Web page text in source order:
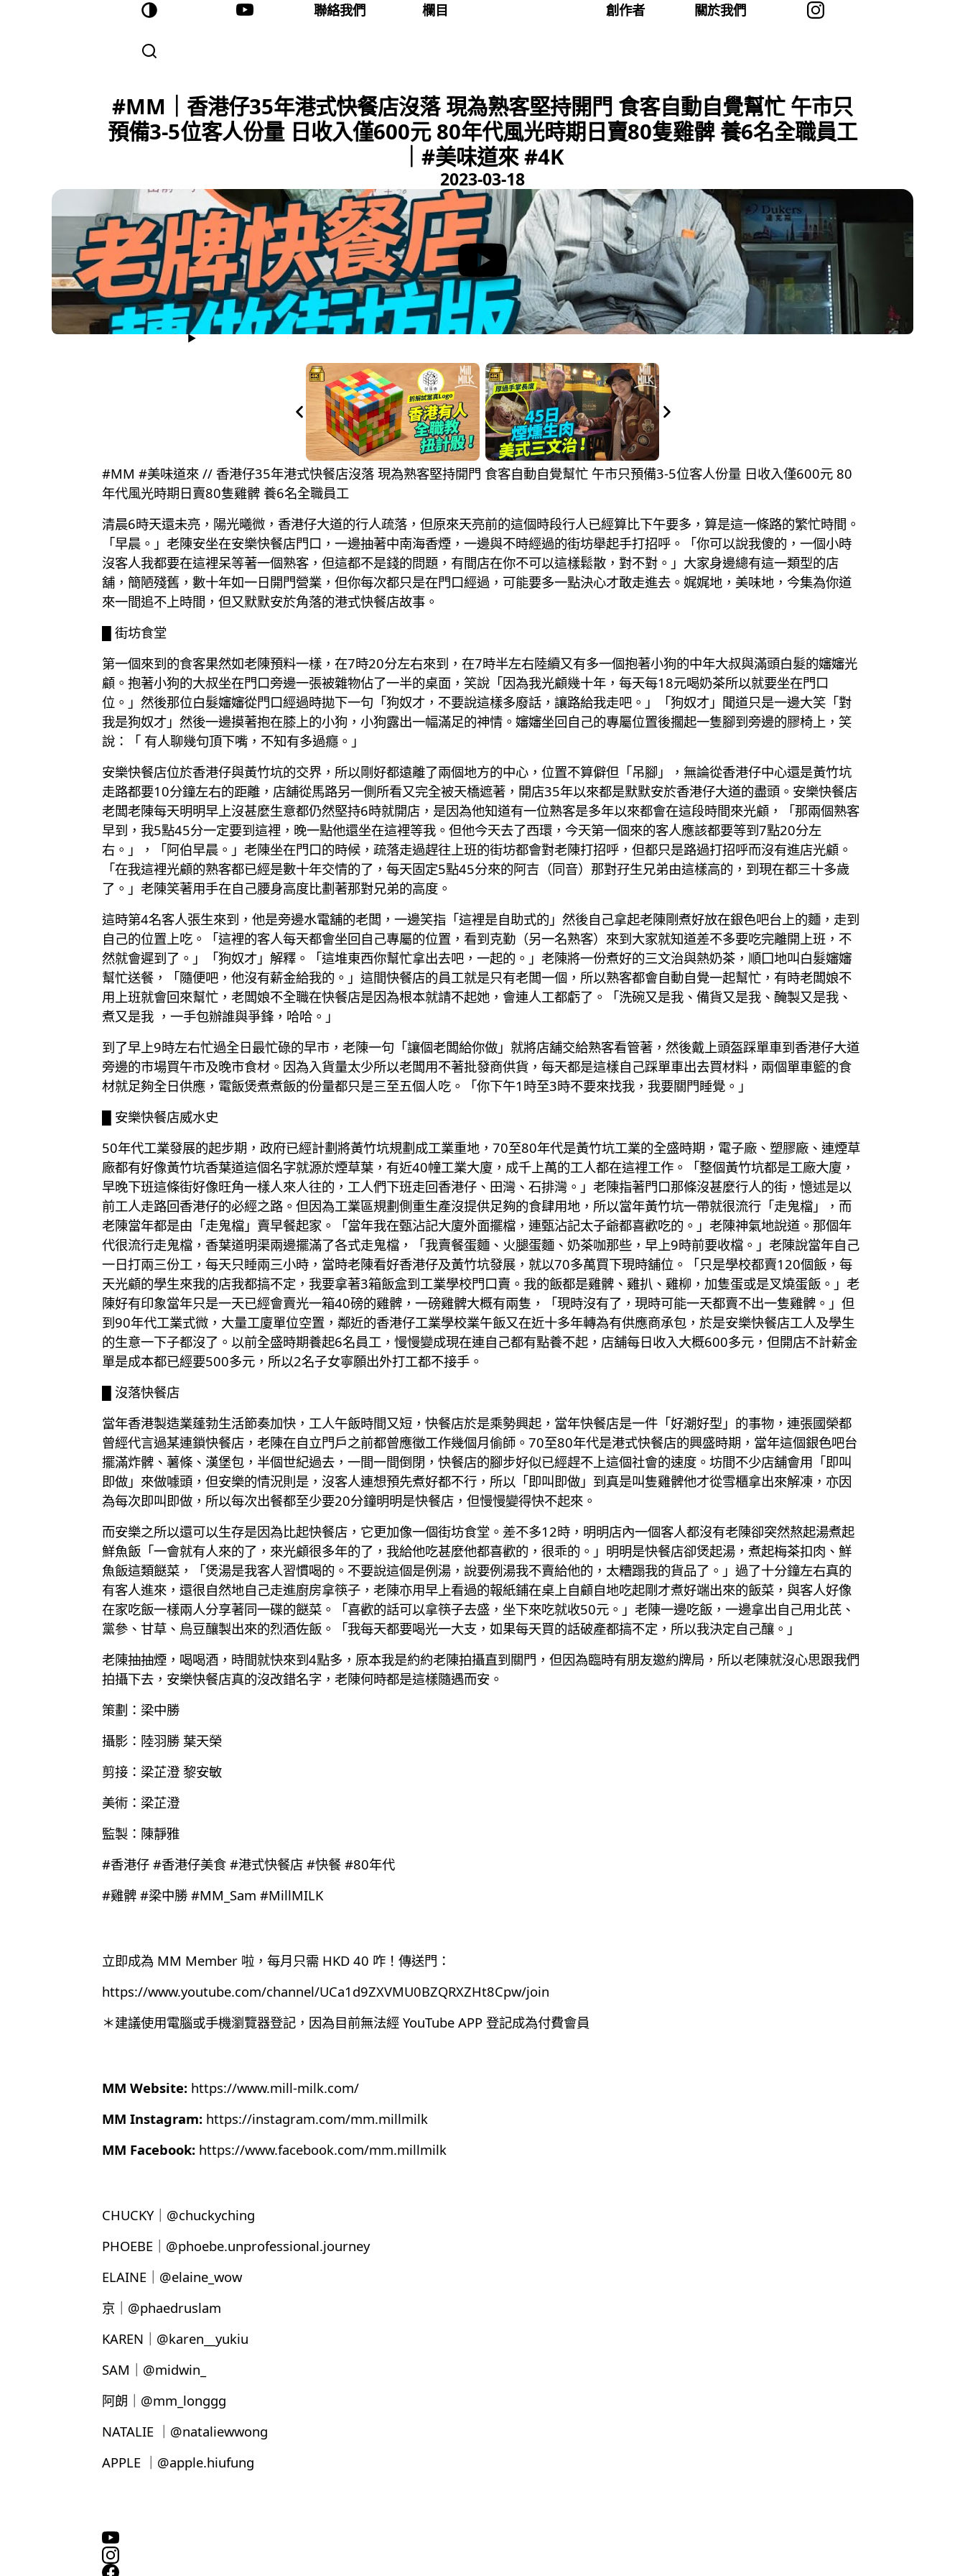
聯絡我們 欄目 創作者 關於我們
#MM｜香港仔35年港式快餐店沒落 現為熟客堅持開門 食客自動自覺幫忙 午市只
預備3-5位客人份量 日收入僅600元 80年代風光時期日賣80隻雞髀 養6名全職員工
｜#美味道來 #4K
2023-03-18
#MM #美味道來 // 香港仔35年港式快餐店沒落 現為熟客堅持開門 食客自動自覺幫忙 午市只預備3-5位客人份量 日收入僅600元 80
年代風光時期日賣80隻雞髀 養6名全職員工
清晨6時天還未亮，陽光曦微，香港仔大道的行人疏落，但原來天亮前的這個時段行人已經算比下午要多，算是這一條路的繁忙時間。
「早晨。」老陳安坐在安樂快餐店門口，一邊抽著中南海香煙，一邊與不時經過的街坊舉起手打招呼。「你可以說我傻的，一個小時
沒客人我都要在這裡呆等著一個熟客，但這都不是錢的問題，有間店在你不可以這樣鬆散，對不對。」大家身邊總有這一類型的店
舖，簡陋殘舊，數十年如一日開門營業，但你每次都只是在門口經過，可能要多一點決心才敢走進去。娓娓地，美味地，今集為你道
來一間追不上時間，但又默默安於角落的港式快餐店故事。
█ 街坊食堂
第一個來到的食客果然如老陳預料一樣，在7時20分左右來到，在7時半左右陸續又有多一個抱著小狗的中年大叔與滿頭白髮的嬸嬸光
顧。抱著小狗的大叔坐在門口旁邊一張被雜物佔了一半的桌面，笑說「因為我光顧幾十年，每天每18元喝奶茶所以就要坐在門口
位。」然後那位白髮嬸嬸從門口經過時拋下一句「狗奴才，不要說這樣多廢話，讓路給我走吧。」「狗奴才」聞道只是一邊大笑「對
我是狗奴才」然後一邊摸著抱在膝上的小狗，小狗露出一幅滿足的神情。嬸嬸坐回自己的專屬位置後擱起一隻腳到旁邊的膠椅上，笑
說：「 有人聊幾句頂下嘴，不知有多過癮。」
安樂快餐店位於香港仔與黃竹坑的交界，所以剛好都遠離了兩個地方的中心，位置不算僻但「吊腳」，無論從香港仔中心還是黃竹坑
走路都要10分鐘左右的距離，店舖從馬路另一側所看又完全被天橋遮著，開店35年以來都是默默安於香港仔大道的盡頭。安樂快餐店
老闆老陳每天明明早上沒甚麼生意都仍然堅持6時就開店，是因為他知道有一位熟客是多年以來都會在這段時間來光顧，「那兩個熟客
早到，我5點45分一定要到這裡，晚一點他還坐在這裡等我。但他今天去了西環，今天第一個來的客人應該都要等到7點20分左
右。」，「阿伯早晨。」老陳坐在門口的時候，疏落走過趕往上班的街坊都會對老陳打招呼，但都只是路過打招呼而沒有進店光顧。
「在我這裡光顧的熟客都已經是數十年交情的了，每天固定5點45分來的阿吉（同音）那對孖生兄弟由這樣高的，到現在都三十多歲
了。」老陳笑著用手在自己腰身高度比劃著那對兄弟的高度。
這時第4名客人張生來到，他是旁邊水電舖的老闆，一邊笑指「這裡是自助式的」然後自己拿起老陳剛煮好放在銀色吧台上的麵，走到
自己的位置上吃。「這裡的客人每天都會坐回自己專屬的位置，看到克勤（另一名熟客）來到大家就知道差不多要吃完離開上班，不
然就會遲到了。」「狗奴才」解釋。「這堆東西你幫忙拿出去吧，一起的。」老陳將一份煮好的三文治與熱奶茶，順囗地叫白髮嬸嬸
幫忙送餐，「隨便吧，他沒有薪金給我的。」這間快餐店的員工就是只有老闆一個，所以熟客都會自動自覺一起幫忙，有時老闆娘不
用上班就會回來幫忙，老闆娘不全職在快餐店是因為根本就請不起她，會連人工都虧了。「洗碗又是我、備貨又是我、醃製又是我、
煮又是我 ，一手包辦誰與爭鋒，哈哈。」
到了早上9時左右忙過全日最忙碌的早市，老陳一句「讓個老闆給你做」就將店舖交給熟客看管著，然後戴上頭盔踩單車到香港仔大道
旁邊的市場買午市及晚市食材。因為入貨量太少所以老闆用不著批發商供貨，每天都是這樣自己踩單車出去買材料，兩個單車籃的食
材就足夠全日供應，電飯煲煮煮飯的份量都只是三至五個人吃。「你下午1時至3時不要來找我，我要關門睡覺。」
█ 安樂快餐店威水史
50年代工業發展的起步期，政府已經計劃將黃竹坑規劃成工業重地，70至80年代是黃竹坑工業的全盛時期，電子廠、塑膠廠、連煙草
廠都有好像黃竹坑香葉道這個名字就源於煙草葉，有近40幢工業大廈，成千上萬的工人都在這裡工作。「整個黃竹坑都是工廠大廈，
早晚下班這條街好像旺角一樣人來人往的，工人們下班走回香港仔、田灣、石排灣。」老陳指著門口那條沒甚麼行人的街，憶述是以
前工人走路回香港仔的必經之路。但因為工業區規劃側重生產沒提供足夠的食肆用地，所以當年黃竹坑一帶就很流行「走鬼檔」，而
老陳當年都是由「走鬼檔」賣早餐起家。「當年我在甄沾記大廈外面擺檔，連甄沾記太子爺都喜歡吃的。」老陳神氣地說道。那個年
代很流行走鬼檔，香葉道明渠兩邊擺滿了各式走鬼檔，「我賣餐蛋麵、火腿蛋麵、奶茶咖那些，早上9時前要收檔。」老陳說當年自己
一日打兩三份工，每天只睡兩三小時，當時老陳看好香港仔及黃竹坑發展，就以70多萬買下現時舖位。「只是學校都賣120個飯，每
天光顧的學生來我的店我都搞不定，我要拿著3箱飯盒到工業學校門口賣。我的飯都是雞髀、雞扒、雞柳，加隻蛋或是叉燒蛋飯。」老
陳好有印象當年只是一天已經會賣光一箱40磅的雞髀，一磅雞髀大概有兩隻，「現時沒有了，現時可能一天都賣不出一隻雞髀。」但
到90年代工業式微，大量工廈單位空置，鄰近的香港仔工業學校業午飯又在近十多年轉為有供應商承包，於是安樂快餐店工人及學生
的生意一下子都沒了。以前全盛時期養起6名員工，慢慢變成現在連自己都有點養不起，店舖每日收入大概600多元，但開店不計薪金
單是成本都已經要500多元，所以2名子女寧願出外打工都不接手。
█ 沒落快餐店
當年香港製造業蓬勃生活節奏加快，工人午飯時間又短，快餐店於是乘勢興起，當年快餐店是一件「好潮好型」的事物，連張國榮都
曾經代言過某連鎖快餐店，老陳在自立門戶之前都曾應徵工作幾個月偷師。70至80年代是港式快餐店的興盛時期，當年這個銀色吧台
擺滿炸髀、薯條、漢堡包，半個世紀過去，一間一間倒閉，快餐店的腳步好似已經趕不上這個社會的速度。坊間不少店舖會用「即叫
即做」來做噱頭，但安樂的情況則是，沒客人連想預先煮好都不行，所以「即叫即做」到真是叫隻雞髀他才從雪櫃拿出來解凍，亦因
為每次即叫即做，所以每次出餐都至少要20分鐘明明是快餐店，但慢慢變得快不起來。
而安樂之所以還可以生存是因為比起快餐店，它更加像一個街坊食堂。差不多12時，明明店內一個客人都沒有老陳卻突然熬起湯煮起
鮮魚飯「一會就有人來的了，來光顧很多年的了，我給他吃甚麼他都喜歡的，很乖的。」明明是快餐店卻煲起湯，煮起梅茶扣肉、鮮
魚飯這類餸菜，「煲湯是我客人習慣喝的。不要說這個是例湯，說要例湯我不賣給他的，太糟蹋我的貨品了。」過了十分鐘左右真的
有客人進來，還很自然地自己走進廚房拿筷子，老陳亦用早上看過的報紙鋪在桌上自顧自地吃起剛才煮好端出來的飯菜，與客人好像
在家吃飯一樣兩人分享著同一碟的餸菜。「喜歡的話可以拿筷子去盛，坐下來吃就收50元。」老陳一邊吃飯，一邊拿出自己用北芪、
黨參、甘草、烏豆釀製出來的烈酒佐飯。「我每天都要喝光一大支，如果每天買的話破產都搞不定，所以我決定自己釀。」
老陳抽抽煙，喝喝酒，時間就快來到4點多，原本我是約約老陳拍攝直到關門，但因為臨時有朋友邀約牌局，所以老陳就沒心思跟我們
拍攝下去，安樂快餐店真的沒改錯名字，老陳何時都是這樣隨遇而安。
策劃：梁中勝
攝影：陸羽勝 葉天榮
剪接：梁芷澄 黎安敏
美術：梁芷澄
監製：陳靜雅
#香港仔 #香港仔美食 #港式快餐店 #快餐 #80年代
#雞髀 #梁中勝 #MM_Sam #MillMILK
立即成為 MM Member 啦，每月只需 HKD 40 咋！傳送門：
https://www.youtube.com/channel/UCa1d9ZXVMU0BZQRXZHt8Cpw/join
＊建議使用電腦或手機瀏覽器登記，因為目前無法經 YouTube APP 登記成為付費會員
MM Website: https://www.mill-milk.com/
MM Instagram: https://instagram.com/mm.millmilk
MM Facebook: https://www.facebook.com/mm.millmilk
CHUCKY｜@chuckyching
PHOEBE｜@phoebe.unprofessional.journey
ELAINE｜@elaine_wow
京｜@phaedruslam
KAREN｜@karen__yukiu
SAM｜@midwin_
阿朗｜@mm_longgg
NATALIE ｜@nataliewwong
APPLE ｜@apple.hiufung